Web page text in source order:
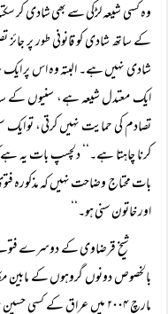
وہ کسی شیعہ لڑکی سے بھی شادی کر
کے ساتھ شادی کو قانونی طور پر جائز
شادی نہیں ہے۔ البتہ وہ اس پر ایک
ایک معتدل شیعہ ہے، سنیوں کے
تصادم کی حمایت نہیں کرتی، تو
کرنا چاہتا ہے۔‘‘ دلچسپ بات یہ
بات محتاج وضاحت نہیں کہ مذکورہ
اور خاتون سنی ہو۔‘‘
شیخ قرضاوی کے دوسرے فتوے
بالخصوص دونوں گروہوں کے مابین
مارچ ۲۰۰۴ میں عراق کے